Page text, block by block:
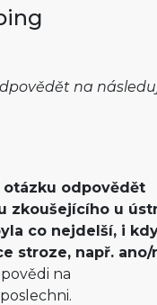
na
otázku odpovědět
zkoušejícího u
co nejdelší, i
stroze, např. ano/
na